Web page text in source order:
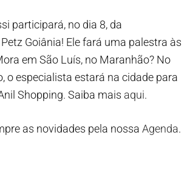
participará, no dia 8, da
Goiânia! Ele fará uma palestra às
em São Luís, no Maranhão? No
o especialista estará na cidade para
Shopping. Saiba mais aqui.
as novidades pela nossa Agenda.